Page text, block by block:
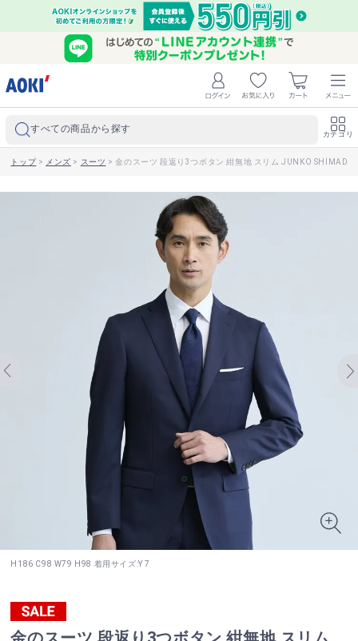
すべての商品から探す カテゴリ
トップ> メンズ > スーツ >金のスーツ 段返り3つボタン 紺無地 スリム JUNKO SHIMADA
H186 C98 W79 H98 着用サイズ:Y 7